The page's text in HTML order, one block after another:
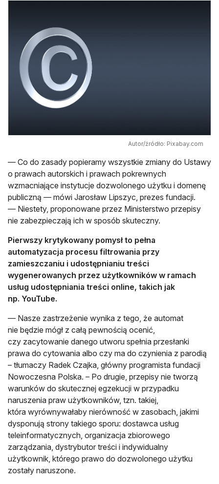
Autor/źródło: Pixabay.com
— Co do zasady popieramy wszystkie zmiany do Ustawy
o prawach autorskich i prawach pokrewnych
wzmacniające instytucje dozwolonego użytku i domenę
publiczną — mówi Jarosław Lipszyc, prezes fundacji.
— Niestety, proponowane przez Ministerstwo przepisy
nie zabezpieczają ich w sposób skuteczny.
Pierwszy krytykowany pomysł to pełna
automatyzacja procesu filtrowania przy
zamieszczaniu i udostępnianiu treści
wygenerowanych przez użytkowników w ramach
usług udostępniania treści online, takich jak
np. YouTube.
— Nasze zastrzeżenie wynika z tego, że automat
nie będzie mógł z całą pewnością ocenić,
czy zacytowanie danego utworu spełnia przesłanki
prawa do cytowania albo czy ma do czynienia z parodią
– tłumaczy Radek Czajka, główny programista fundacji
Nowoczesna Polska. – Po drugie, przepisy nie tworzą
warunków do skutecznej egzekucji w przypadku
naruszenia praw użytkowników, tzn. takiej,
która wyrównywałaby nierówność w zasobach, jakimi
dysponują strony takiego sporu: dostawca usług
teleinformatycznych, organizacja zbiorowego
zarządzania, dystrybutor treści i indywidualny
użytkownik, którego prawo do dozwolonego użytku
zostały naruszone.